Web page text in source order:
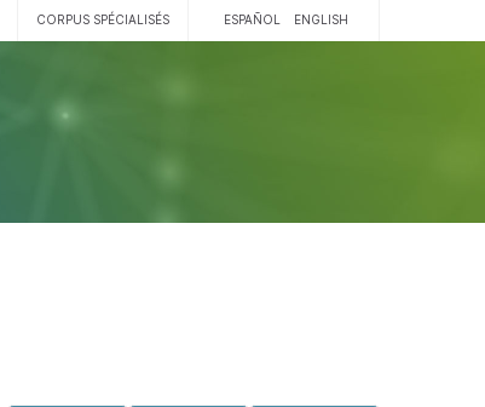
CORPUS SPÉCIALISÉS ESPAÑOL ENGLISH